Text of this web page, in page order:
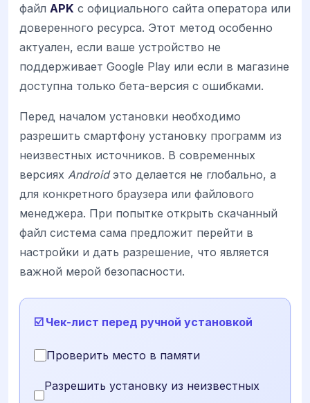
файл APK с официального сайта оператора или
доверенного ресурса. Этот метод особенно
актуален, если ваше устройство не
поддерживает Google Play или если в магазине
доступна только бета-версия с ошибками.
Перед началом установки необходимо
разрешить смартфону установку программ из
неизвестных источников. В современных
версиях Androidэто делается не глобально, а
для конкретного браузера или файлового
менеджера. При попытке открыть скачанный
файл система сама предложит перейти в
настройки и дать разрешение, что является
важной мерой безопасности.
☑️ Чек-лист перед ручной установкой
Проверить место в памяти
Разрешить установку из неизвестных